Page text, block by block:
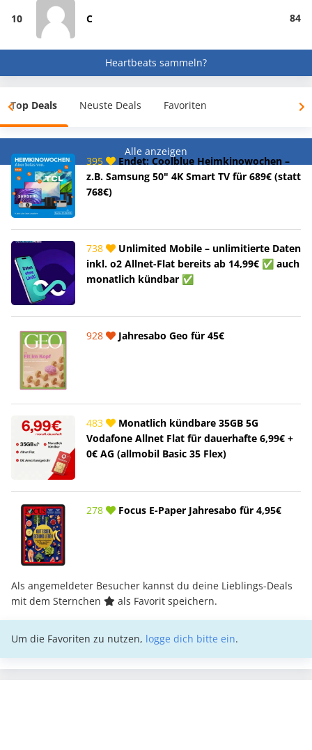
10 C 84
Heartbeats sammeln?
Top Deals Neuste Deals Favoriten
Alle anzeigen
395
Endet: Coolblue Heimkinowochen –
z.B. Samsung 50" 4K Smart TV für 689€ (statt
768€)
738
Unlimited Mobile – unlimitierte Daten
inkl. o2 Allnet-Flat bereits ab 14,99€ ✅ auch
monatlich kündbar ✅
928 Jahresabo Geo für 45€
483
Monatlich kündbare 35GB 5G
Vodafone Allnet Flat für dauerhafte 6,99€ +
0€ AG (allmobil Basic 35 Flex)
278 Focus E-Paper Jahresabo für 4,95€
Als angemeldeter Besucher kannst du deine Lieblings-Deals
mit dem Sternchen
als Favorit speichern.
Um die Favoriten zu nutzen, logge dich bitte ein.